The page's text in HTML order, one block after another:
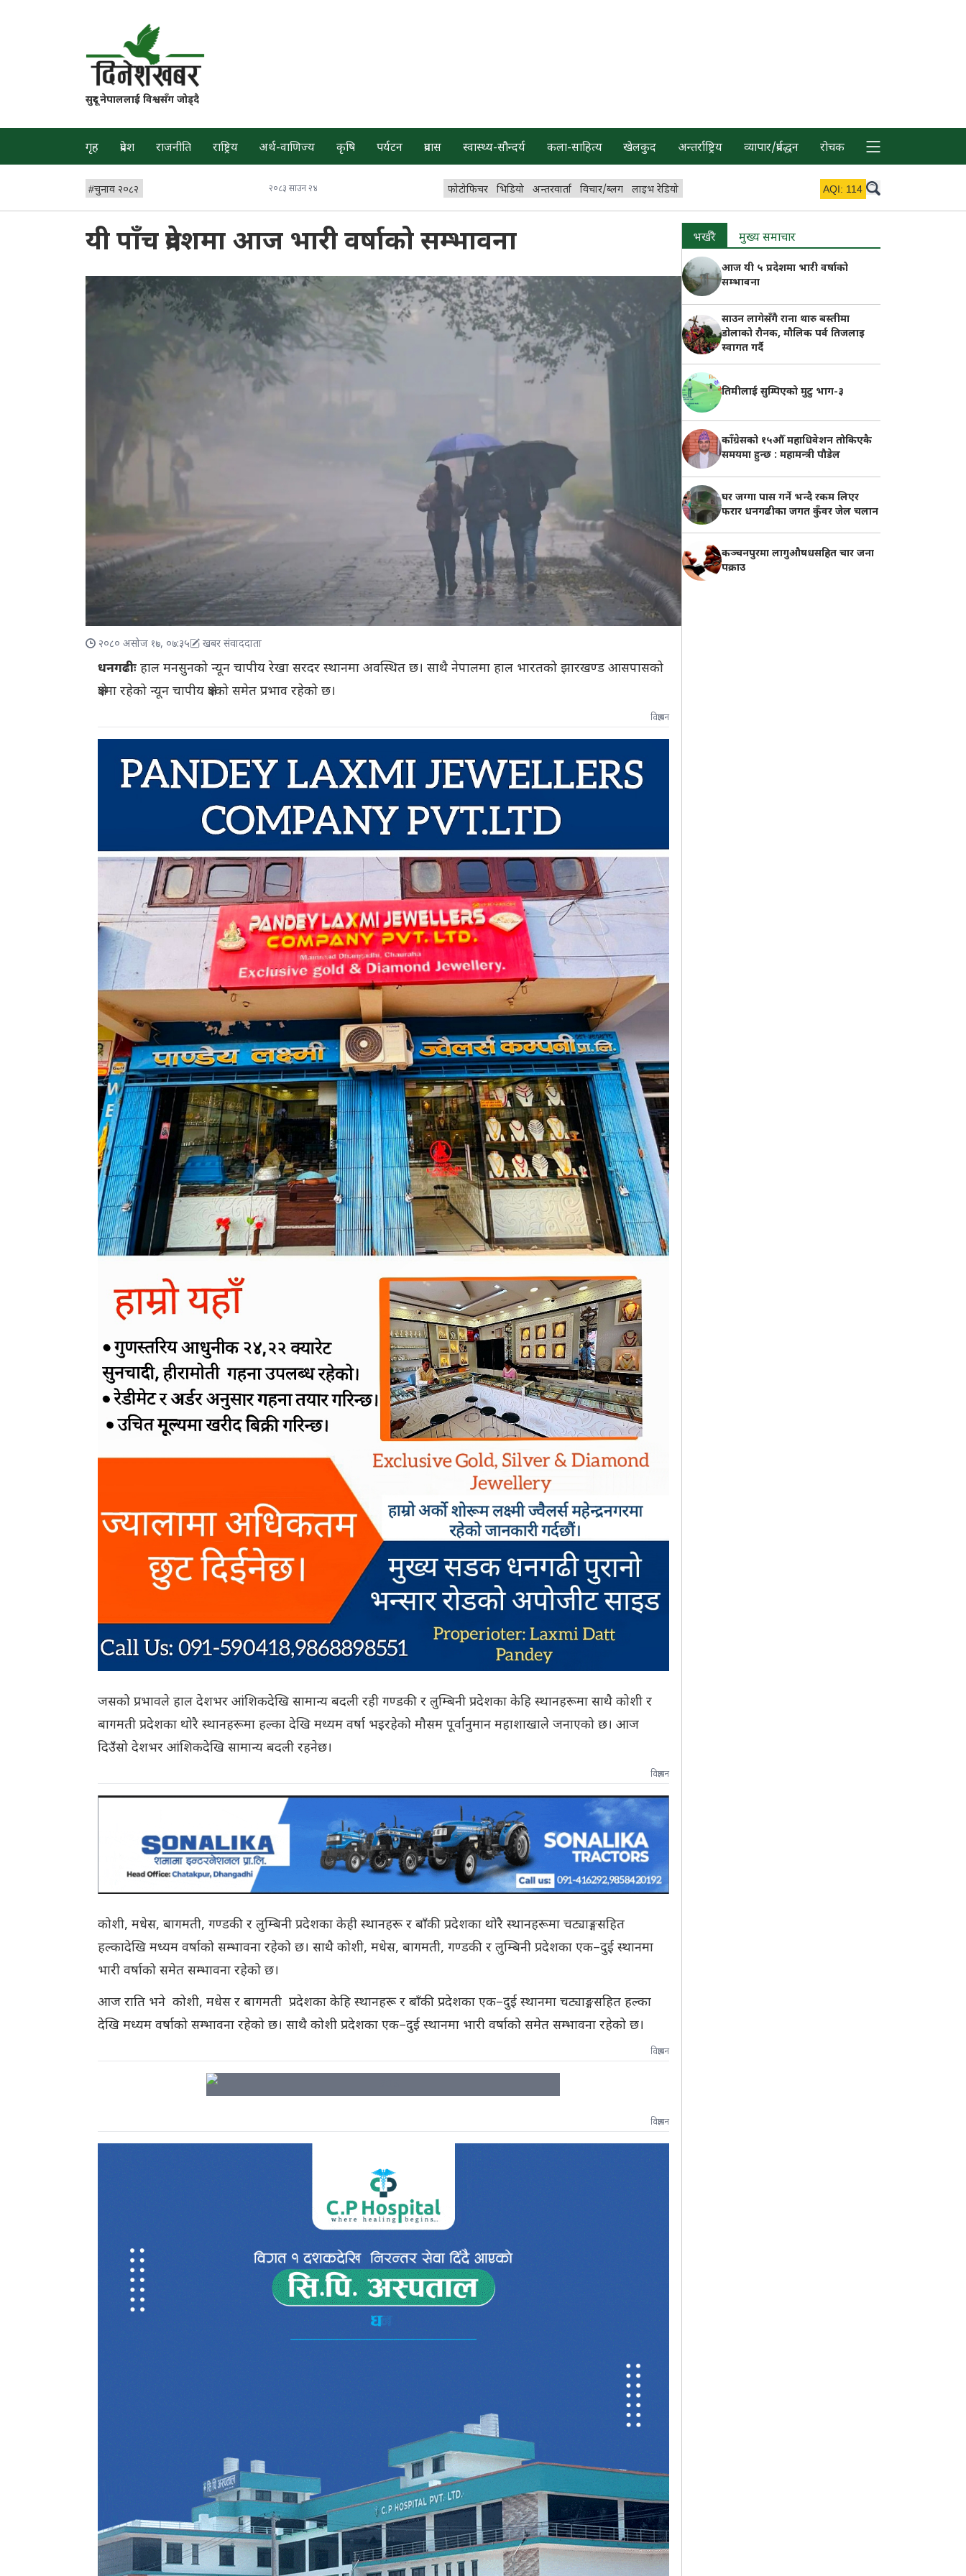
सुदूर नेपाललाई विश्वसँग जोड्दै
गृह प्रदेश राजनीति राष्ट्रिय अर्थ-वाणिज्य कृषि पर्यटन प्रवास स्वास्थ्य-सौन्दर्य कला-साहित्य खेलकुद अन्तर्राष्ट्रिय व्यापार/प्रर्वद्धन रोचक
#चुनाव २०८२ २०८३ साउन २४ फोटोफिचर भिडियो अन्तरवार्ता विचार/ब्लग लाइभ रेडियो AQI: 114
यी पाँच प्रदेशमा आज भारी वर्षाको सम्भावना
२०८० असोज १७, ०७:३५ खबर संवाददाता
धनगढीः हाल मनसुनको न्यून चापीय रेखा सरदर स्थानमा अवस्थित छ। साथै नेपालमा हाल भारतको झारखण्ड आसपासको
क्षेत्रमा रहेको न्यून चापीय क्षेत्रको समेत प्रभाव रहेको छ।
विज्ञापन
जसको प्रभावले हाल देशभर आंशिकदेखि सामान्य बदली रही गण्डकी र लुम्बिनी प्रदेशका केहि स्थानहरूमा साथै कोशी र
बागमती प्रदेशका थोरै स्थानहरूमा हल्का देखि मध्यम वर्षा भइरहेको मौसम पूर्वानुमान महाशाखाले जनाएको छ। आज
दिउँसो देशभर आंशिकदेखि सामान्य बदली रहनेछ।
विज्ञापन
कोशी, मधेस, बागमती, गण्डकी र लुम्बिनी प्रदेशका केही स्थानहरू र बाँकी प्रदेशका थोरै स्थानहरूमा चट्याङ्गसहित
हल्कादेखि मध्यम वर्षाको सम्भावना रहेको छ। साथै कोशी, मधेस, बागमती, गण्डकी र लुम्बिनी प्रदेशका एक–दुई स्थानमा
भारी वर्षाको समेत सम्भावना रहेको छ।
आज राति भने कोशी, मधेस र बागमती प्रदेशका केहि स्थानहरू र बाँकी प्रदेशका एक–दुई स्थानमा चट्याङ्गसहित हल्का
देखि मध्यम वर्षाको सम्भावना रहेको छ। साथै कोशी प्रदेशका एक–दुई स्थानमा भारी वर्षाको समेत सम्भावना रहेको छ।
विज्ञापन
विज्ञापन
भर्खरै मुख्य समाचार
आज यी ५ प्रदेशमा भारी वर्षाको
सम्भावना
साउन लागेसँगै राना थारु बस्तीमा
डोलाको रौनक, मौलिक पर्व तिजलाइ
स्वागत गर्दै
तिमीलाई सुम्पिएको मुटु भाग-३
काँग्रेसको १५औँ महाधिवेशन तोकिएकै
समयमा हुन्छ : महामन्त्री पौडेल
घर जग्गा पास गर्ने भन्दै रकम लिएर
फरार धनगढीका जगत कुँवर जेल चलान
कञ्चनपुरमा लागुऔषधसहित चार जना
पक्राउ